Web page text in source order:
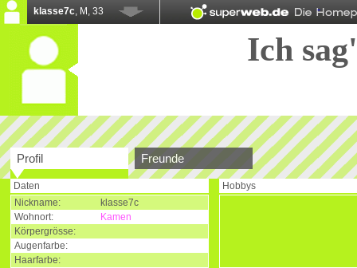
klasse7c, M, 33
Ich
Profil Freunde
Daten
Nickname:
klasse7c
Wohnort:
Kamen
Körpergrösse:
Augenfarbe:
Haarfarbe:
Hobbys